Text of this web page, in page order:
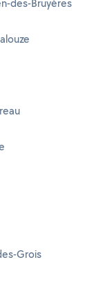
des-Bruyères
Grois